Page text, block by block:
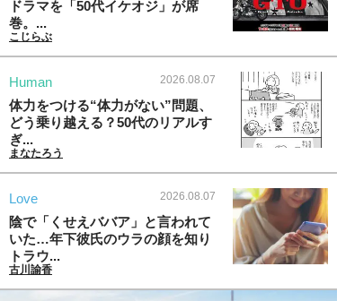
ドラマを「50代イケオジ」が席
巻。...
こじらぶ
Human 2026.08.07
体力をつける“体力がない”問題、
どう乗り越える？50代のリアルす
ぎ...
まなたろう
Love 2026.08.07
陰で「くせえババア」と言われて
いた…年下彼氏のウラの顔を知り
トラウ...
古川諭香